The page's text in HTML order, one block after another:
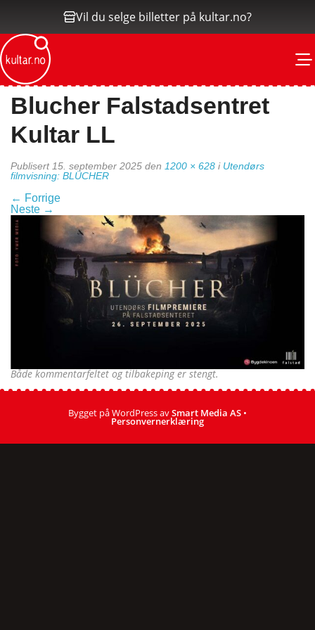
Vil du selge billetter på kultar.no?
Blucher Falstadsentret
Kultar LL
Publisert 15. september 2025 den 1200 × 628 i Utendørs
filmvisning: BLÜCHER
← Forrige
Neste →
Både kommentarfeltet og tilbakeping er stengt.
Bygget på WordPress avSmart Media AS •
Personvernerklæring